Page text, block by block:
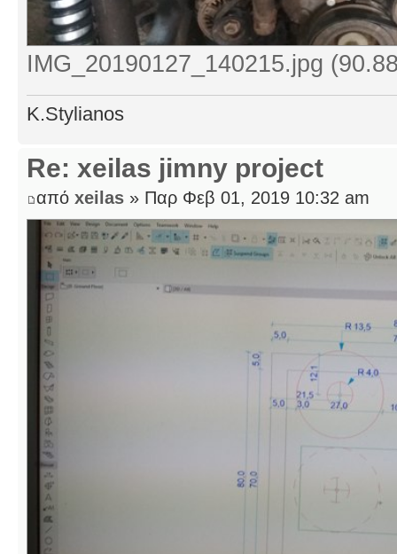
IMG_20190127_140215.jpg
K.Stylianos
Re: xeilas jimny project
από xeilas » Παρ Φεβ 01, 2019 10:32 am